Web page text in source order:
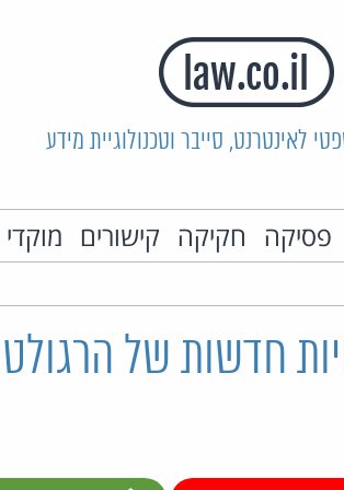
לאינטרנט, סייבר וטכנולוגיית מידע
פסיקה חקיקה קישורים
חדשות של